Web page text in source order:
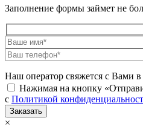
Заполнение формы займет не
Наш оператор свяжется с Вами в
Нажимая на кнопку
с Политикой
×